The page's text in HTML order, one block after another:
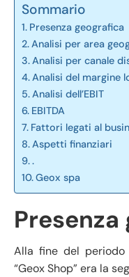
Sommario
Presenza geografica
Analisi per area
Analisi per canale
Analisi del margine
Analisi dell’EBIT
EBITDA
Fattori legati al
Aspetti finanziari
.
Geox spa
Alla fine del
“Geox Shop” era la